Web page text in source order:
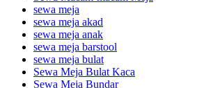
sewa meja
sewa meja akad
sewa meja anak
sewa meja barstool
sewa meja bulat
Sewa Meja Bulat Kaca
Sewa Meja Bundar